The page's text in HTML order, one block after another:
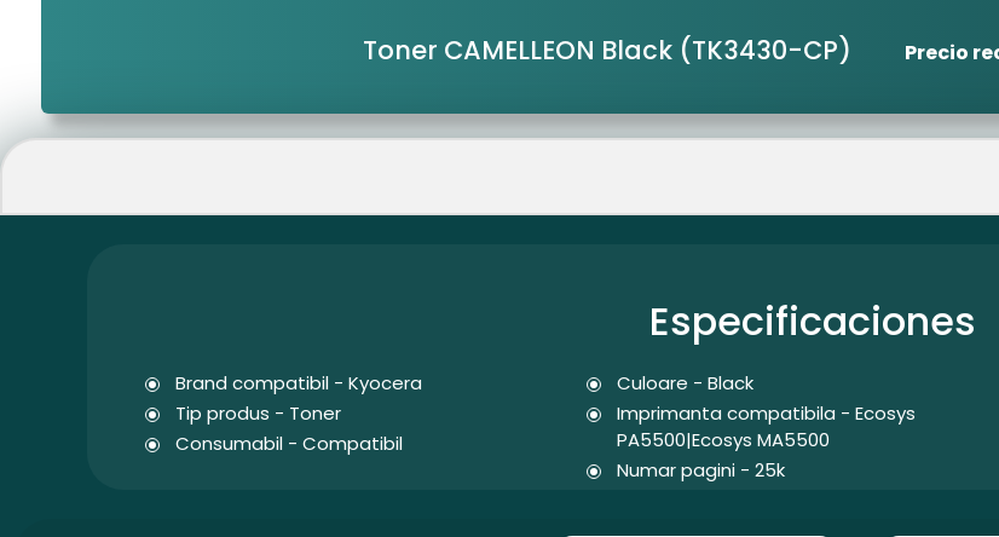
Toner CAMELLEON Black (TK3430-CP) Precio
Especificaciones
Brand compatibil - Kyocera
Tip produs - Toner
Consumabil - Compatibil
Culoare - Black
Imprimanta compatibila - Ecosys
PA5500|Ecosys MA5500
Numar pagini - 25k